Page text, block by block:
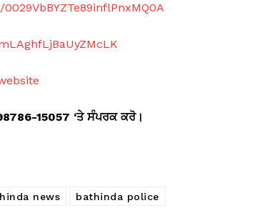
15057 ‘ਤੇ ਸੰਪਰਕ ਕਰੋ।
news
bathinda police